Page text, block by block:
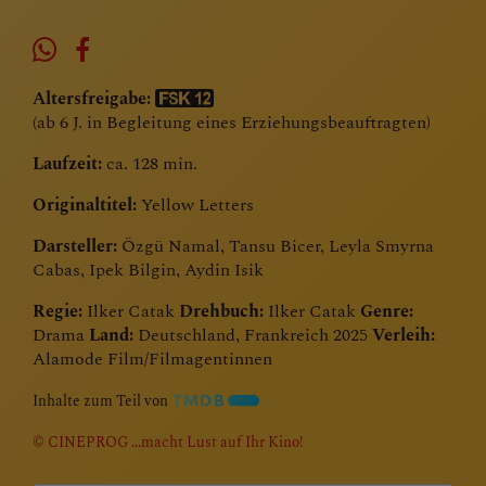
Altersfreigabe:
(ab 6 J. in Begleitung eines Erziehungsbeauftragten)
Laufzeit: ca. 128 min.
Originaltitel: Yellow Letters
Darsteller: Özgü Namal, Tansu Bicer, Leyla Smyrna
Cabas, Ipek Bilgin, Aydin Isik
Regie: Ilker Catak Drehbuch: Ilker Catak Genre:
Drama Land: Deutschland, Frankreich 2025 Verleih:
Alamode Film/Filmagentinnen
Inhalte zum Teil von
© CINEPROG ...macht Lust auf Ihr Kino!